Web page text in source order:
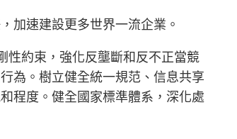
加速建設更多世界一流企業。
性約束，強化反壟斷和反不正當競
為。樹立健全統一規范、信息共享
程度。健全國家標準體系，深化處